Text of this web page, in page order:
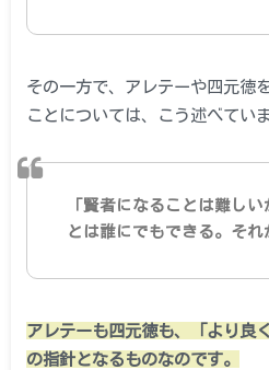
その一方で、アレテーや四元徳
ことについては、こう述べていま
「賢者になることは難し
とは誰にでもできる。それ
アレテーも四元徳も、「より良
の指針となるものなのです。